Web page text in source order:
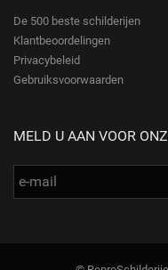
De 500 beste schilderijen
Klantbeoordelingen
Privacybeleid
Gebruiksvoorwaarden
MELD U AAN VOOR